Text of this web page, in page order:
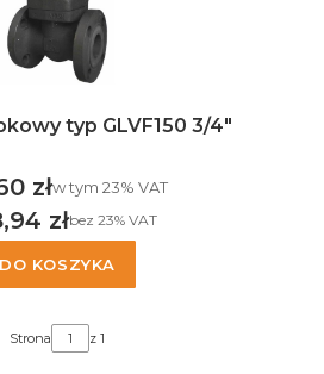
typ GLVF150 3/4"
brutto
złw tym %s VAT
w tym 23% VAT
netto
złbez 23% VAT
DO KOSZYKA
Strona z 1